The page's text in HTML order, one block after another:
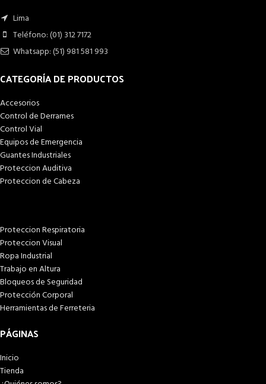
Lima
Teléfono: (01) 312 7172
Whatsapp: (51) 981 581 993
CATEGORÍA DE PRODUCTOS
Accesorios
Control de Derrames
Control Vial
Equipos de Emergencia
Guantes Industriales
Proteccion Auditiva
Proteccion de Cabeza
Proteccion Respiratoria
Proteccion Visual
Ropa Industrial
Trabajo en Altura
Bloqueos de Seguridad
Protección Corporal
Herramientas de Ferreteria
PÁGINAS
Inicio
Tienda